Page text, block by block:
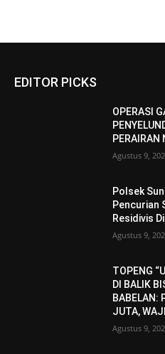
EDITOR PICKS
OPERASI
PERAIRAN
Agustus 9,
Polsek
Pencurian
Residivis
Agustus 9,
TOPENG
DI BALIK
BABELAN:
JUTA,
Agustus 9,